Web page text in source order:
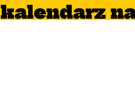
kalendarz